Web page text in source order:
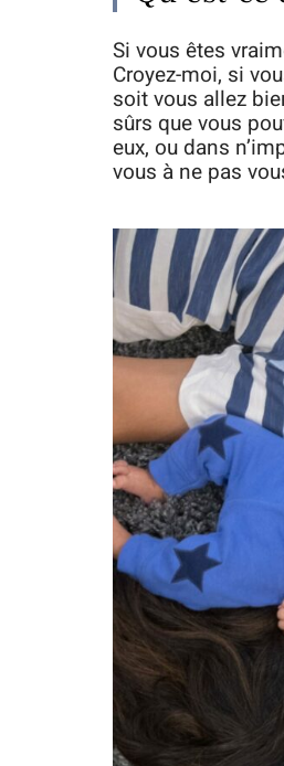
Si vous êtes
Croyez-moi, si
soit vous allez
sûrs que vous
eux, ou dans
vous à ne pas